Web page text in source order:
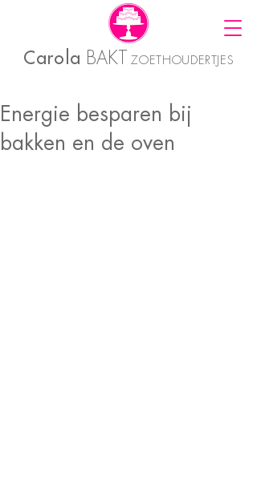
Carola BAKT ZOETHOUDERTJES
Energie besparen bij
bakken en de oven